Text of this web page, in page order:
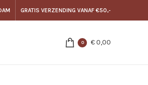
GRATIS VERZENDING VANAF €50,-
0 €0,00